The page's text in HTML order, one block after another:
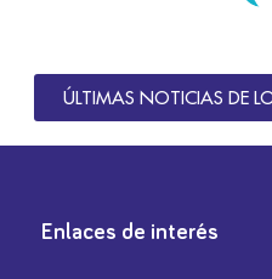
ÚLTIMAS NOTICIAS DE
Enlaces de interés